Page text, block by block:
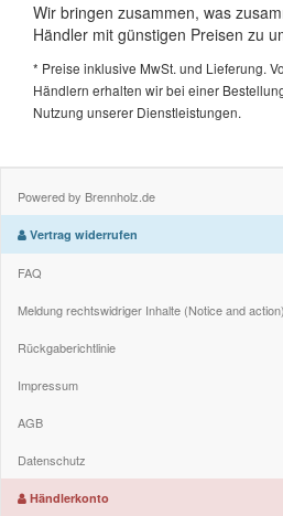
Wir bringen zusammen, was
Händler mit günstigen Preisen zu
* Preise inklusive MwSt. und Lieferung.
Händlern erhalten wir bei einer
Nutzung unserer Dienstleistungen.
Powered by Brennholz.de
Vertrag widerrufen
FAQ
Meldung rechtswidriger Inhalte (Notice and action)
Rückgaberichtlinie
Impressum
AGB
Datenschutz
Händlerkonto